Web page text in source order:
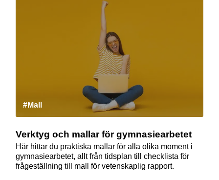
#Mall
Verktyg och mallar för gymnasiearbetet
Här hittar du praktiska mallar för alla olika moment i
gymnasiearbetet, allt från tidsplan till checklista för
frågeställning till mall för vetenskaplig rapport.